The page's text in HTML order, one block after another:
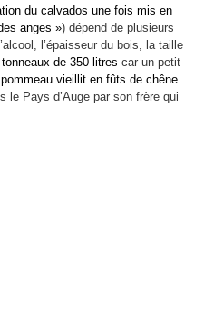
du calvados une fois mis en
anges ») dépend de plusieurs
l’épaisseur du bois, la taille
de 350 litres car un petit
pommeau vieillit en fûts de chêne
le Pays d’Auge par son frère qui